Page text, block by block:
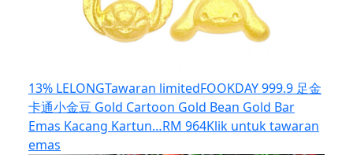
13% LELONGTawaran limitedFOOKDAY 999.9 足金
卡通小金豆 Gold Cartoon Gold Bean Gold Bar
Emas Kacang Kartun…RM 964Klik untuk tawaran
emas